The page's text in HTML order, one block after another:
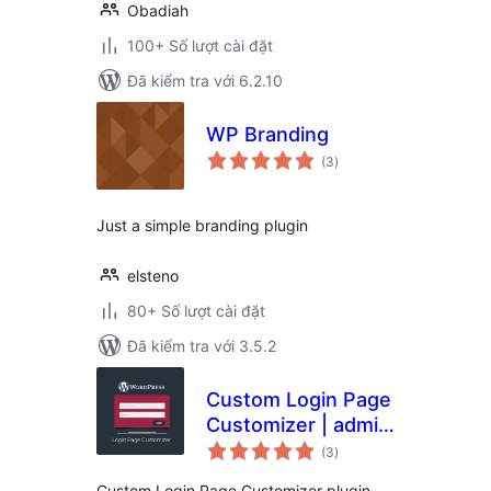
Obadiah
100+ Số lượt cài đặt
Đã kiểm tra với 6.2.10
WP Branding
(3tổng
đánh
)
Just a simple branding plugin
elsteno
80+ Số lượt cài đặt
Đã kiểm tra với 3.5.2
Custom Login Page
Customizer | admin
login, client login
(3tổng
đánh
)